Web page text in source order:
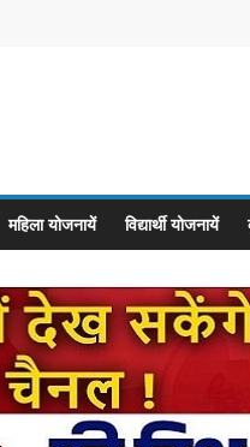
महिला योजनायें विद्यार्थी योजनायें